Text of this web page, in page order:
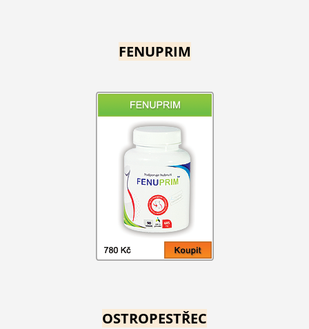
FENUPRIM
OSTROPESTŘEC